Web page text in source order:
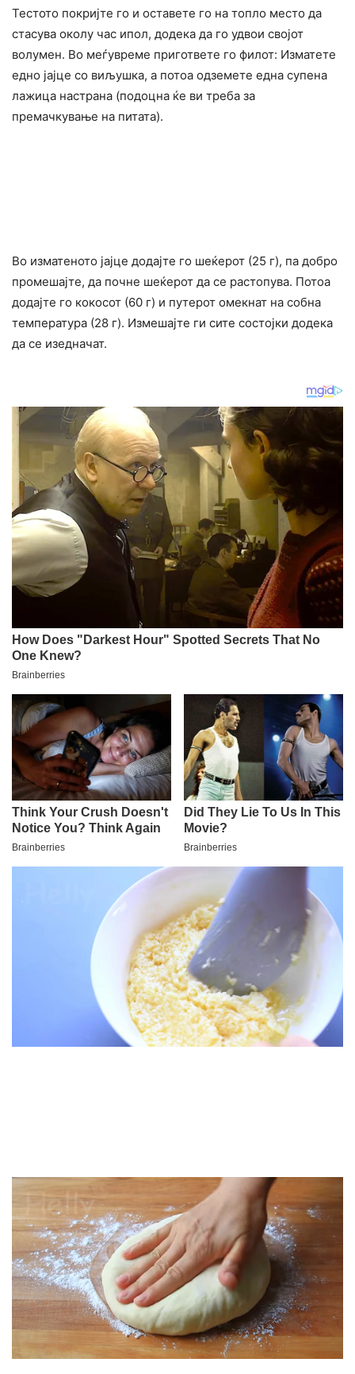
Тестото покријте го и оставете го на топло место да
стасува околу час ипол, додека да го удвои својот
волумен. Во меѓувреме пригответе го филот: Изматете
едно јајце со виљушка, а потоа одземете една супена
лажица настрана (подоцна ќе ви треба за
премачкување на питата).
Во изматеното јајце додајте го шеќерот (25 г), па добро
промешајте, да почне шеќерот да се растопува. Потоа
додајте го кокосот (60 г) и путерот омекнат на собна
температура (28 г). Измешајте ги сите состојки додека
да се изедначат.